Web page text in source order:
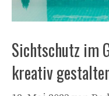
Sichtschutz im
kreativ